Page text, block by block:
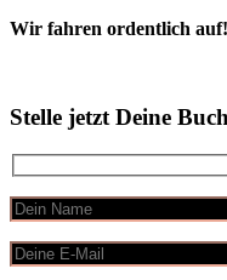
Wir fahren ordentlich
Stelle jetzt Deine